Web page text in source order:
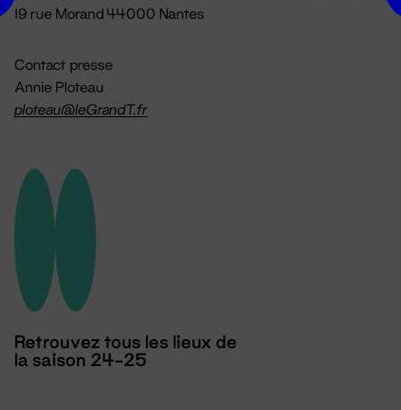
19 rue Morand 44000 Nantes
Contact presse
Annie Ploteau
ploteau@leGrandT.fr
Retrouvez tous les lieux de
la saison 24-25